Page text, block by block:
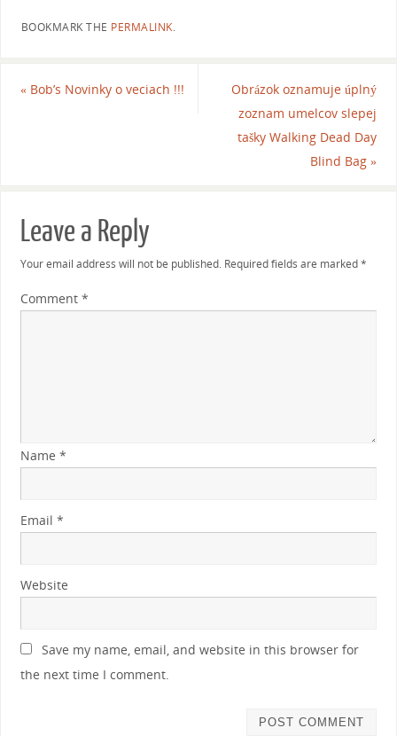
BOOKMARK THE PERMALINK.
«Bob’s Novinky o veciach !!!
Obrázok oznamuje úplný
zoznam umelcov slepej
tašky Walking Dead Day
Blind Bag»
Leave a Reply
Your email address will not be published. Required fields are marked*
Comment *
Name *
Email *
Website
Save my name, email, and website in this browser for
the next time I comment.